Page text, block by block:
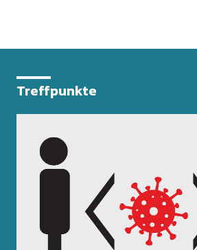
Treffpunkte